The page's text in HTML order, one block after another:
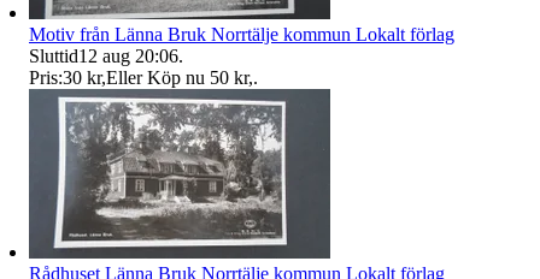
Motiv från Länna Bruk Norrtälje kommun Lokalt förlag
Sluttid12 aug 20:06.
Pris:30 kr,Eller Köp nu 50 kr,.
Rådhuset Länna Bruk Norrtälje kommun Lokalt förlag